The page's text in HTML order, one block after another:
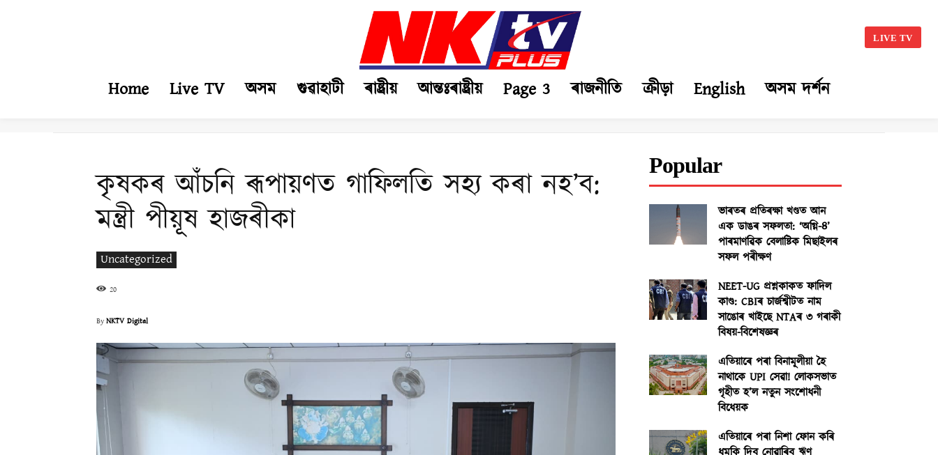
LIVE TV
Home Live TV অসম গুৱাহাটী ৰাষ্ট্ৰীয় আন্তঃৰাষ্ট্ৰীয় Page 3 ৰাজনীতি ক্ৰীড়া English অসম দৰ্শন
কৃষকৰ আঁচনি ৰূপায়ণত গাফিলতি সহ্য কৰা নহ’ব:
মন্ত্ৰী পীয়ূষ হাজৰীকা
Uncategorized
20
ByNKTV Digital
Popular
ভাৰতৰ প্ৰতিৰক্ষা খণ্ডত আন
এক ডাঙৰ সফলতা: ‘অগ্নি-৪’
পাৰমাণৱিক বেলাষ্টিক মিছাইলৰ
সফল পৰীক্ষণ
NEET-UG প্ৰশ্নকাকত ফাদিল
কাণ্ড: CBIৰ চাৰ্জশ্বীটত নাম
সাঙোৰ খাইছে NTAৰ ৩ গৰাকী
বিষয়-বিশেষজ্ঞৰ
এতিয়াৰে পৰা বিনামূলীয়া হৈ
নাথাকে UPI সেৱা! লোকসভাত
গৃহীত হ’ল নতুন সংশোধনী
বিধেয়ক
এতিয়াৰে পৰা নিশা ফোন কৰি